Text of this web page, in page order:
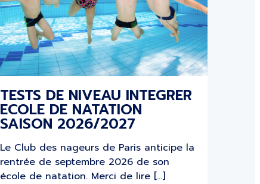
TESTS DE NIVEAU INTEGRER
ECOLE DE NATATION
SAISON 2026/2027
Le Club des nageurs de Paris anticipe la
rentrée de septembre 2026 de son
école de natation. Merci de lire […]